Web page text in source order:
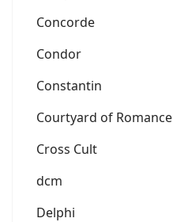
Concorde
Condor
Constantin
Courtyard of Romance
Cross Cult
dcm
Delphi